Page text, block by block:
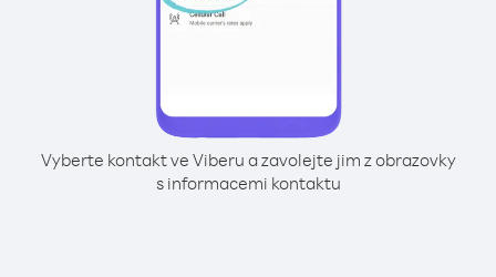
Vyberte kontakt ve Viberu a zavolejte jim z obrazovky
s informacemi kontaktu